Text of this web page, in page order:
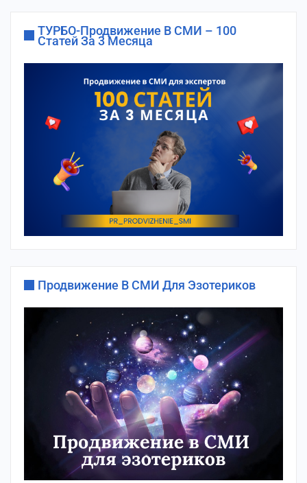
ТУРБО-Продвижение В СМИ – 100
Статей За 3 Месяца
Продвижение В СМИ Для Эзотериков